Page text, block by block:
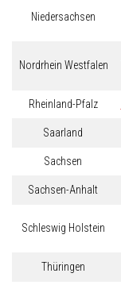
Niedersachsen
Nordrhein Westfalen
Rheinland-Pfalz
Saarland
Sachsen
Sachsen-Anhalt
Schleswig Holstein
Thüringen